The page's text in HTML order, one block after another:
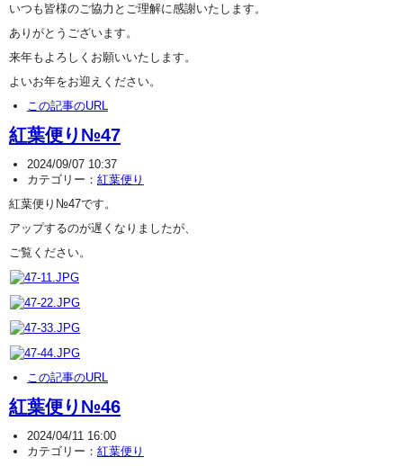
いつも皆様のご協力とご理解に感謝いたします。
ありがとうございます。
来年もよろしくお願いいたします。
よいお年をお迎えください。
この記事のURL
紅葉便り№47
2024/09/07 10:37
カテゴリー： 紅葉便り
紅葉便り№47です。
アップするのが遅くなりましたが、
ご覧ください。
この記事のURL
紅葉便り№46
2024/04/11 16:00
カテゴリー： 紅葉便り